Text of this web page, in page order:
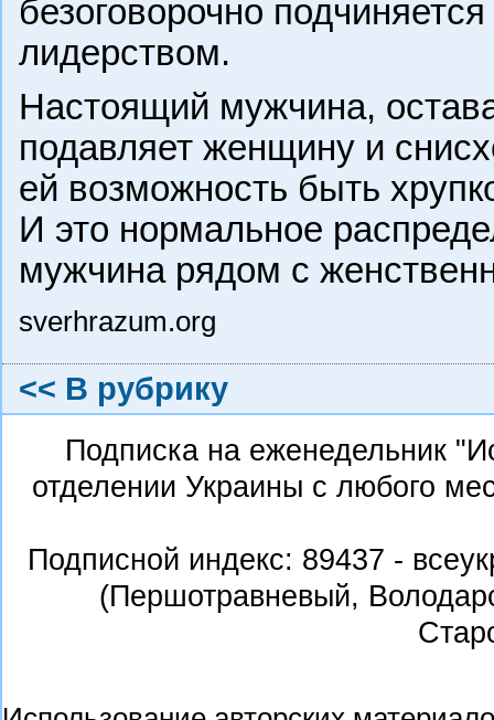
безоговорочно
лидерством.
Настоящий мужчина,
подавляет женщину и
ей возможность быть
И это нормальное
мужчина рядом с
sverhrazum.org
<< В рубрику
Подписка на еженедельник
отделении Украины с любого
Подписной индекс: 89437 -
(Першотравневый,